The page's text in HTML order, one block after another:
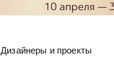
Дизайнеры и проекты